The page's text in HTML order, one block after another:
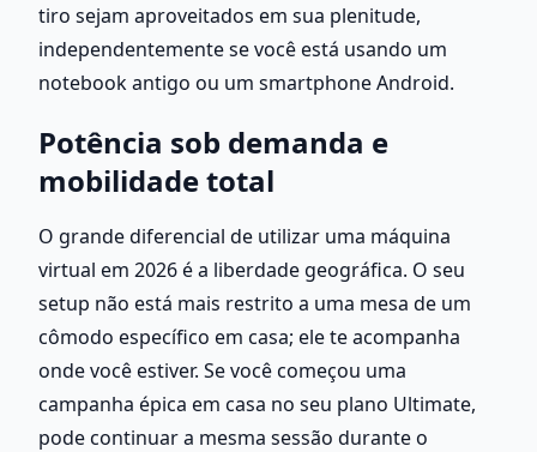
tiro sejam aproveitados em sua plenitude,
independentemente se você está usando um
notebook antigo ou um smartphone Android.
Potência sob demanda e
mobilidade total
O grande diferencial de utilizar uma máquina
virtual em 2026 é a liberdade geográfica. O seu
setup não está mais restrito a uma mesa de um
cômodo específico em casa; ele te acompanha
onde você estiver. Se você começou uma
campanha épica em casa no seu plano Ultimate,
pode continuar a mesma sessão durante o